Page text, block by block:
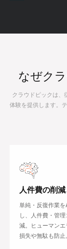
なぜク
クラウドピックは、
体験を提供します。
人件費の削減
単純・反復作業
し、人件費・管
減。ヒューマンエ
損失や無駄も防止